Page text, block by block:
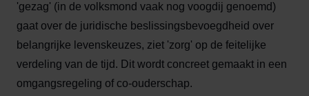
'gezag' (in de volksmond vaak nog voogdij genoemd)
gaat over de juridische beslissingsbevoegdheid over
belangrijke levenskeuzes, ziet 'zorg' op de feitelijke
verdeling van de tijd. Dit wordt concreet gemaakt in een
omgangsregeling of co-ouderschap.